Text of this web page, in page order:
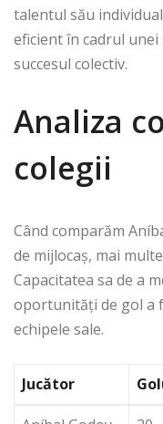
talentul său
eficient în cadrul
succesul colectiv.
Analiza
colegii
Când comparăm
de mijlocaș, mai
Capacitatea sa de a
oportunități de gol a
echipele sale.
Jucător